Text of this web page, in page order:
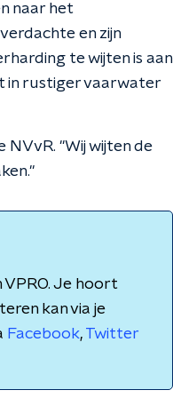
naar het
en zijn
te wijten is aan
in rustiger vaarwater
''Wij wijten de
Je hoort
kan via je
Facebook, Twitter